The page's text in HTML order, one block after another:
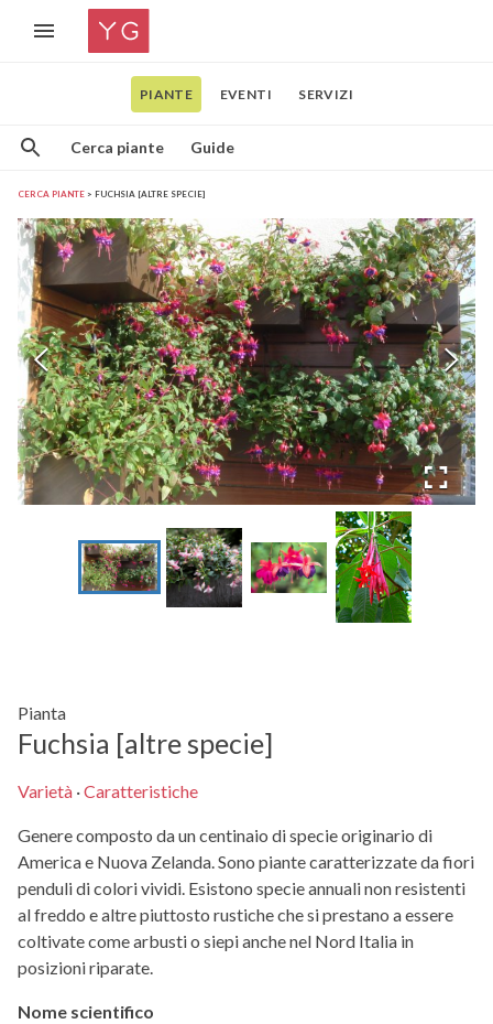
PIANTE EVENTI SERVIZI
Cerca piante Guide
CERCA PIANTE FUCHSIA [ALTRE SPECIE]
Pianta
Fuchsia [altre specie]
Varietà ·Caratteristiche
Genere composto da un centinaio di specie originario di
America e Nuova Zelanda. Sono piante caratterizzate da fiori
penduli di colori vividi. Esistono specie annuali non resistenti
al freddo e altre piuttosto rustiche che si prestano a essere
coltivate come arbusti o siepi anche nel Nord Italia in
posizioni riparate.
Nome scientifico